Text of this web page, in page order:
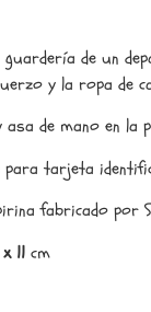
guardería de un
y la ropa de
asa de mano en
para tarjeta
fabricado por
11 cm